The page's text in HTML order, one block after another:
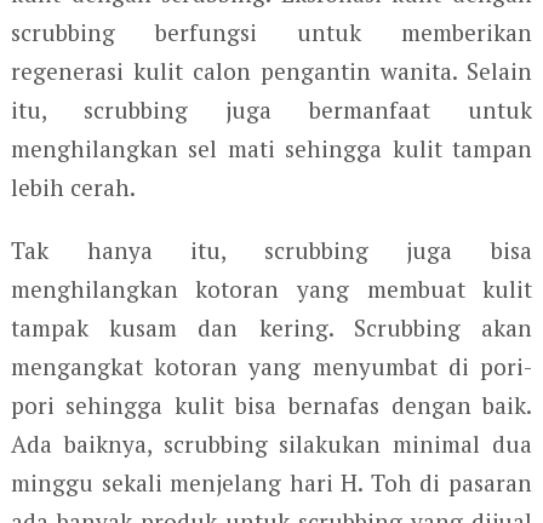
scrubbing berfungsi untuk memberikan
regenerasi kulit calon pengantin wanita. Selain
itu, scrubbing juga bermanfaat untuk
menghilangkan sel mati sehingga kulit tampan
lebih cerah.
Tak hanya itu, scrubbing juga bisa
menghilangkan kotoran yang membuat kulit
tampak kusam dan kering. Scrubbing akan
mengangkat kotoran yang menyumbat di pori-
pori sehingga kulit bisa bernafas dengan baik.
Ada baiknya, scrubbing silakukan minimal dua
minggu sekali menjelang hari H. Toh di pasaran